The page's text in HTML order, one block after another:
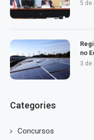
5 de
no
3 de
Categories
Concursos